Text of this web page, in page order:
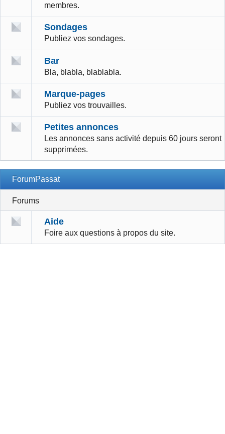
membres.
Sondages
Publiez vos sondages.
Bar
Bla, blabla, blablabla.
Marque-pages
Publiez vos trouvailles.
Petites annonces
Les annonces sans activité depuis 60 jours seront
supprimées.
ForumPassat
Forums
Aide
Foire aux questions à propos du site.